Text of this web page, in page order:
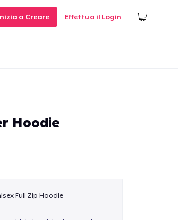
a Creare Effettua il Login
Hoodie
Full Zip Hoodie